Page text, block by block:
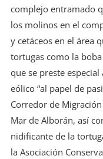
complejo entramado
los molinos en el
y cetáceos en el área
tortugas como la boba
que se preste
eólico “al papel de
Corredor de
Mar de Alborán, así
nidificante de la
la Asociación